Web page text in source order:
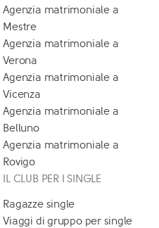
Agenzia matrimoniale a
Mestre
Agenzia matrimoniale a
Verona
Agenzia matrimoniale a
Vicenza
Agenzia matrimoniale a
Belluno
Agenzia matrimoniale a
Rovigo
IL CLUB PER I SINGLE
Ragazze single
Viaggi di gruppo per single